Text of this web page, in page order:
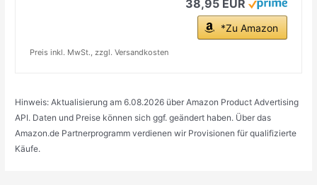
38,95 EUR
*Zu Amazon
Preis inkl. MwSt., zzgl. Versandkosten
Hinweis: Aktualisierung am 6.08.2026 über Amazon Product Advertising
API. Daten und Preise können sich ggf. geändert haben. Über das
Amazon.de Partnerprogramm verdienen wir Provisionen für qualifizierte
Käufe.